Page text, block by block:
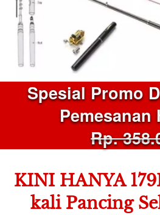
Spesial Promo
Pemesanan
Rp.
KINI HANYA
kali Pancing